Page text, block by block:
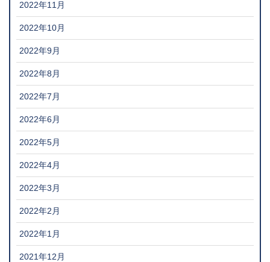
2022年11月
2022年10月
2022年9月
2022年8月
2022年7月
2022年6月
2022年5月
2022年4月
2022年3月
2022年2月
2022年1月
2021年12月